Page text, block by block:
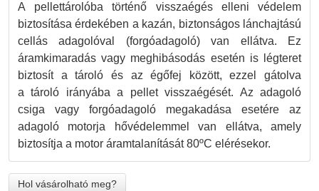
A pellettárolóba történő visszaégés elleni védelem
biztosítása érdekében a kazán, biztonságos lánchajtású
cellás adagolóval (forgóadagoló) van ellátva. Ez
áramkimaradás vagy meghibásodás esetén is légteret
biztosít a tároló és az égőfej között, ezzel gátolva
a tároló irányába a pellet visszaégését. Az adagoló
csiga vagy forgóadagoló megakadása esetére az
adagoló motorja hővédelemmel van ellátva, amely
biztosítja a motor áramtalanítását 80ºC elérésekor.
Hol vásárolható meg?